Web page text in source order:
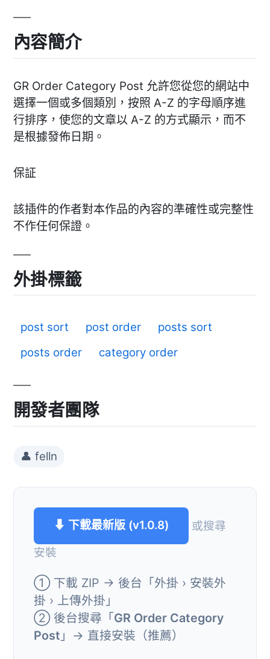
內容簡介
GR Order Category Post 允許您從您的網站中
選擇一個或多個類別，按照 A-Z 的字母順序進
行排序，使您的文章以 A-Z 的方式顯示，而不
是根據發佈日期。
保証
該插件的作者對本作品的內容的準確性或完整性
不作任何保證。
外掛標籤
post sort post order
posts sort
posts order
category order
開發者團隊
👤 felln
⬇ 下載最新版 (v1.0.8)
或搜尋
安裝
① 下載 ZIP → 後台「外掛 › 安裝外
掛 › 上傳外掛」
② 後台搜尋「GR Order Category
Post 」→ 直接安裝（推薦）